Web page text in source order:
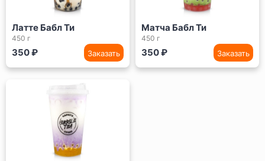
Латте Бабл Ти
450 г
350 ₽ Заказать
Матча Бабл Ти
450 г
350 ₽ Заказать